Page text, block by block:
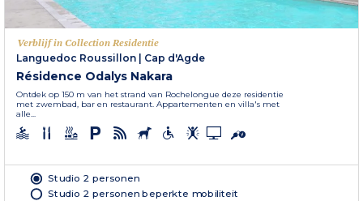
Verblijf in Collection Residentie
Languedoc Roussillon
Cap d'Agde
Résidence Odalys Nakara
Ontdek op 150 m van het strand van Rochelongue deze residentie
met zwembad, bar en restaurant. Appartementen en villa's met
alle...
Studio 2 personen
Studio 2 personen beperkte mobiliteit